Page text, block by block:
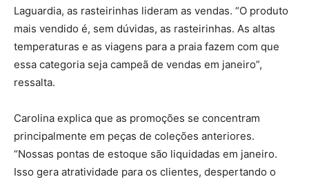
Laguardia, as rasteirinhas lideram as vendas. “O produto
mais vendido é, sem dúvidas, as rasteirinhas. As altas
temperaturas e as viagens para a praia fazem com que
essa categoria seja campeã de vendas em janeiro”,
ressalta.
Carolina explica que as promoções se concentram
principalmente em peças de coleções anteriores.
“Nossas pontas de estoque são liquidadas em janeiro.
Isso gera atratividade para os clientes, despertando o